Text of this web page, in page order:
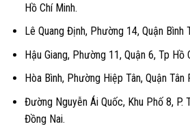
Hồ Chí Minh.
Lê Quang Định, Phường 14, Quận Bình
Hậu Giang, Phường 11, Quận 6, Tp Hồ
Hòa Bình, Phường Hiệp Tân, Quận Tân
Đường Nguyễn Ái Quốc, Khu Phố 8, P.
Đồng Nai.